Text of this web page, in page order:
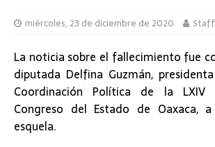
miércoles, 23 de diciembre de 2020 Staff
La noticia sobre el fallecimiento fue
diputada Delfina Guzmán,
Coordinación Política de la LXIV
Congreso del Estado de Oaxaca,
esquela.